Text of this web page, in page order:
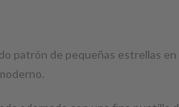
patrón de pequeñas estrellas